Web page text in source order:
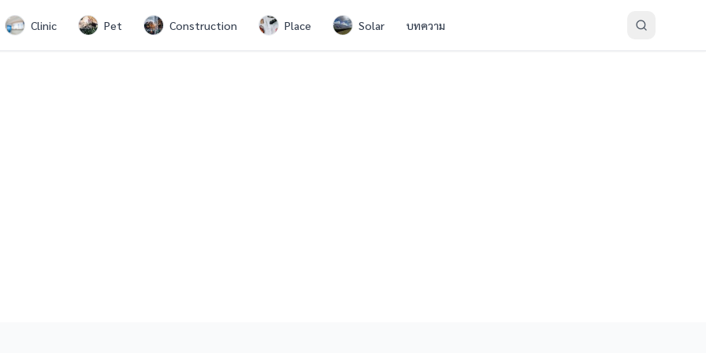
Clinic Pet Construction Place Solar บทความ